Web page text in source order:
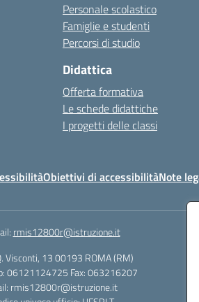
Personale scolastico
Famiglie e studenti
Percorsi di studio
Didattica
Offerta formativa
Le schede didattiche
I progetti delle classi
Obiettivi di accessibilitàNote
rmis12800r@istruzione.it
Visconti, 13 00193 ROMA (RM)
06121124725 Fax: 063216207
rmis12800r@istruzione.it